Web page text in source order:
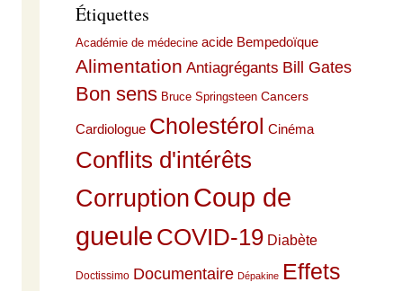
Étiquettes
Académie de médecine acide Bempedoïque
Alimentation Antiagrégants Bill Gates
Bon sens Bruce Springsteen Cancers
Cardiologue Cholestérol Cinéma
Conflits d'intérêts
CorruptionCoup de
gueule COVID-19 Diabète
Doctissimo Documentaire Dépakine Effets